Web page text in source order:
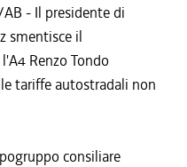
- Il presidente di
smentisce il
Renzo Tondo
tariffe autostradali non
consiliare